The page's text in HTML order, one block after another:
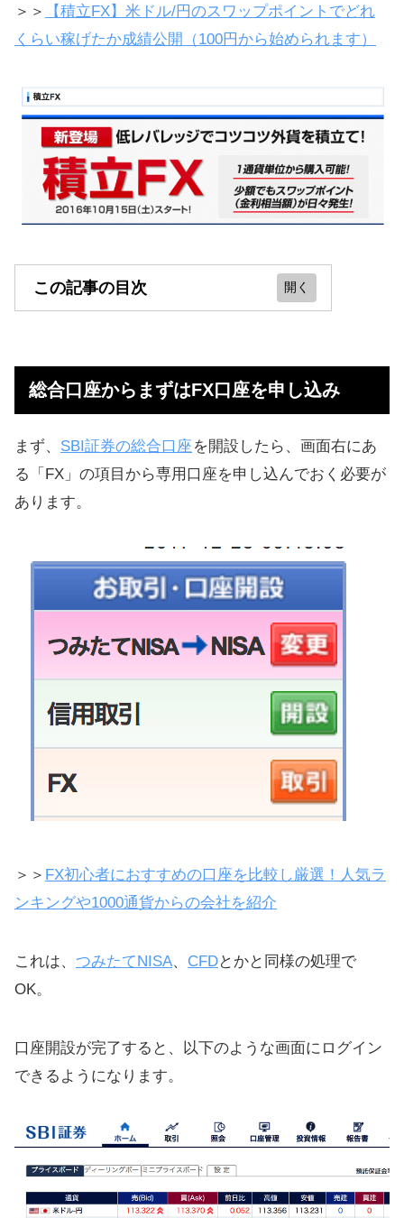
＞＞
【積立FX】米ドル/円のスワップポイントでどれ
くらい稼げたか成績公開（100円から始められます）
この記事の目次
み
次は総合口座からの資金振替
積立FXの購入設定
SBIでは、IPO投資でも稼ぐ予定です
積立FX口座から総合FX口座へ資金振
積立の関連記事
SBI FXトレード（ハイパー、ミニ、
オプションについて）
SBIのSECは証券の意味：株式会社
sbi証券fxの評判、口コミ
SBI FXのスプレッド、スワップポイ
ントについて
総合口座からまずはFX口座を申し込み
まず、 SBI証券の総合口座 を開設したら、画面右にあ
る「FX」の項目から専用口座を申し込んでおく必要が
あります。
＞＞ FX初心者におすすめの口座を比較し厳選！人気ラ
ンキングや1000通貨からの会社を紹介
これは、 つみたてNISA、 CFDとかと同様の処理で
OK。
口座開設が完了すると、以下のような画面にログイン
できるようになります。